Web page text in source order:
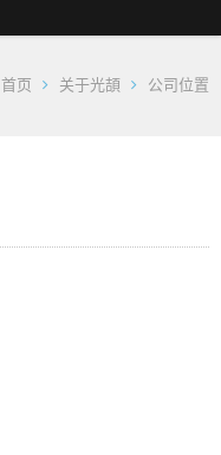
首页 关于光頡 公司位置